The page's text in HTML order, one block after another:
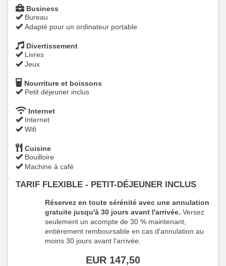
Business
Bureau
Adapté pour un ordinateur portable
Divertissement
Livres
Jeux
Nourriture et boissons
Petit déjeuner inclus
Internet
Internet
Wifi
Cuisine
Bouilloire
Machine à café
TARIF FLEXIBLE - PETIT-DÉJEUNER INCLUS
Réservez en toute sérénité avec une annulation
gratuite jusqu'à 30 jours avant l'arrivée. Versez
seulement un acompte de 30 % maintenant,
entièrement remboursable en cas d'annulation au
moins 30 jours avant l'arrivée.
EUR 147,50